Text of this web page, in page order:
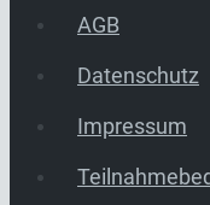
AGB
Datenschutz
Impressum